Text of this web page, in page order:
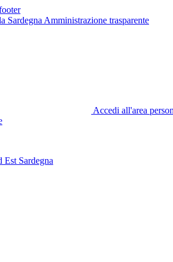
Sardegna Amministrazione trasparente
Accedi all'area
Sardegna